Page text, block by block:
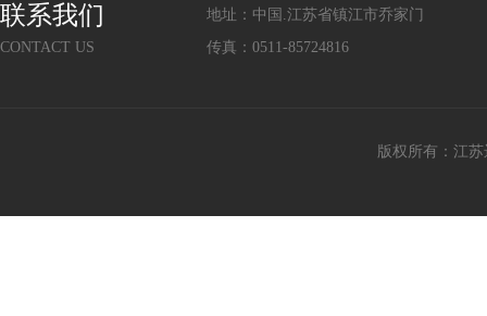
联系我们
CONTACT US
地址：中国.江苏省镇江市乔家门
传真：0511-85724816
版权所有：江